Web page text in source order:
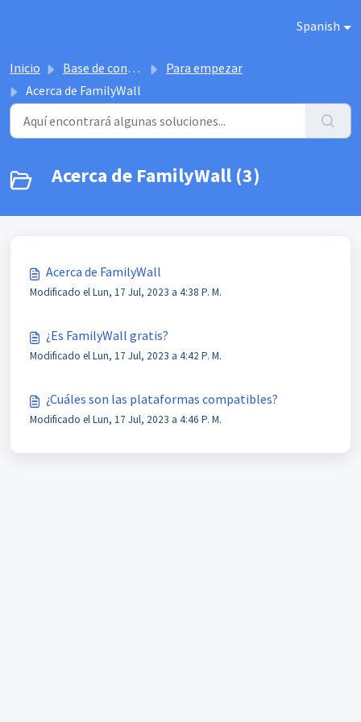
Spanish
Inicio Base de conocimientos
Para empezar
Acerca de FamilyWall
Acerca de FamilyWall (3)
Acerca de FamilyWall
Modificado el Lun, 17 Jul, 2023 a 4:38 P. M.
¿Es FamilyWall gratis?
Modificado el Lun, 17 Jul, 2023 a 4:42 P. M.
¿Cuáles son las plataformas compatibles?
Modificado el Lun, 17 Jul, 2023 a 4:46 P. M.